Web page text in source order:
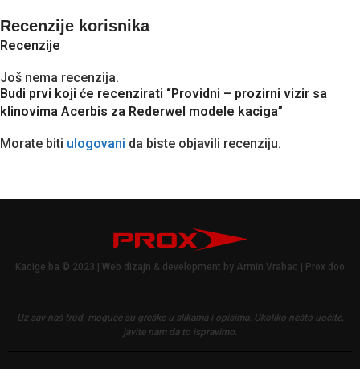
Recenzije korisnika
Recenzije
Još nema recenzija.
Budi prvi koji će recenzirati “Providni – prozirni vizir sa
klinovima Acerbis za Rederwel modele kaciga”
Morate biti ulogovani da biste objavili recenziju.
Kacige.ba © 2023 | Web dizajn & development by Armin Vrabac | Prox doo
Uz sav naš trud, moguće su greške u slikama i opisima. Ukoliko nešto uočite,
javite nam da to ispravimo.